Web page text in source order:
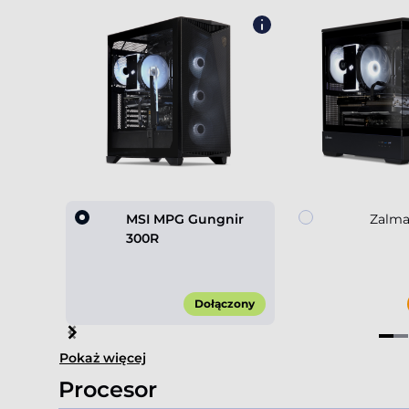
MSI MPG Gungnir
300R
Dołączony
Item
1
of
4
Pokaż więcej
Procesor